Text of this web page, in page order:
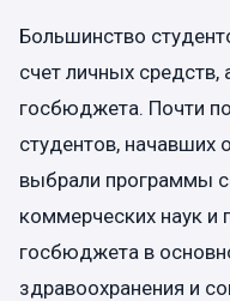
Большинство
счет личных средств,
госбюджета. Почти
студентов, начавших
выбрали программы
коммерческих наук и
госбюджета в
здравоохранения и